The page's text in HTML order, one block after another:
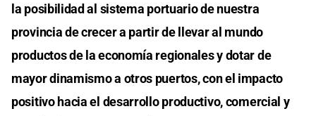
la posibilidad al sistema portuario de nuestra
provincia de crecer a partir de llevar al mundo
productos de la economía regionales y dotar de
mayor dinamismo a otros puertos, con el impacto
positivo hacia el desarrollo productivo, comercial y